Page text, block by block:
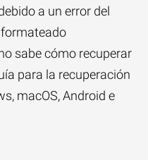
a un error del
sabe cómo recuperar
para la recuperación
macOS, Android e